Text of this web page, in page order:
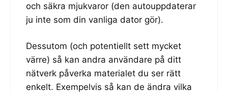
och säkra mjukvaror (den autouppdaterar
ju inte som din vanliga dator gör).
Dessutom (och potentiellt sett mycket
värre) så kan andra användare på ditt
nätverk påverka materialet du ser rätt
enkelt. Exempelvis så kan de ändra vilka